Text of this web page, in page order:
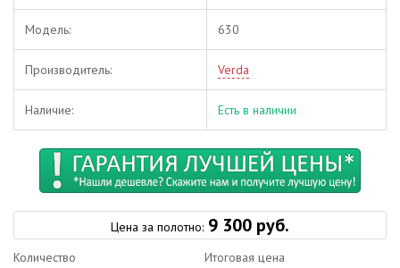
Модель: 630
Производитель: Verda
Наличие: Есть в наличии
Цена за полотно: 9 300 руб.
Количество Итоговая цена